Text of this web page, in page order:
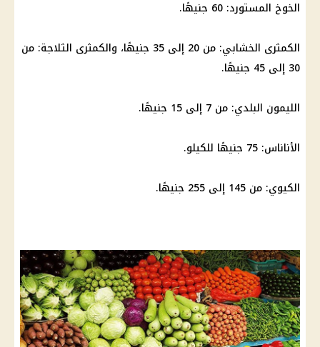
الخوخ المستورد: 60 جنيهًا.
الكمثرى الخشابي: من 20 إلى 35 جنيهًا، والكمثرى الثلاجة: من
30 إلى 45 جنيهًا.
الليمون البلدي: من 7 إلى 15 جنيهًا.
الأناناس: 75 جنيهًا للكيلو.
الكيوي: من 145 إلى 255 جنيهًا.